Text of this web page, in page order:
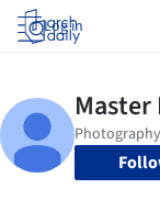
Log in